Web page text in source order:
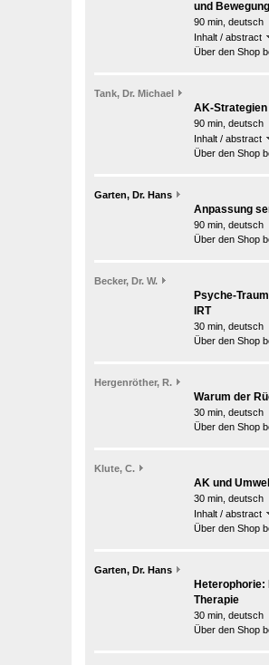
und Bewegung
90 min, deutsch
Inhalt / abstract
Über den Shop
Tank, Dr. Michael
AK-
90 min, deutsch
Inhalt / abstract
Über den Shop
Garten, Dr. Hans
Anpassung
90 min, deutsch
Über den Shop
Becker, Dr. W.
Psyche-
IRT
30 min, deutsch
Über den Shop
Hergenröther, R.
Warum der
30 min, deutsch
Über den Shop
Klute, C.
AK und
30 min, deutsch
Inhalt / abstract
Über den Shop
Garten, Dr. Hans
Therapie
30 min, deutsch
Über den Shop